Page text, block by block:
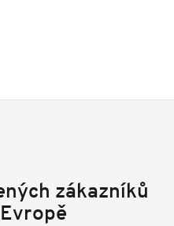
zákazníků